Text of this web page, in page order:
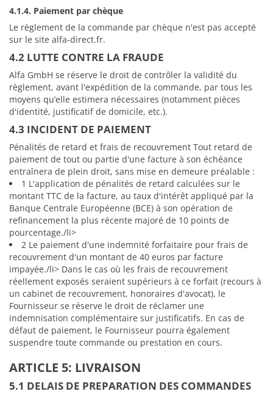
4.1.4. Paiement par chèque
Le règlement de la commande par chèque n'est pas accepté
sur le site alfa-direct.fr.
4.2 LUTTE CONTRE LA FRAUDE
Alfa GmbH se réserve le droit de contrôler la validité du
règlement, avant l'expédition de la commande, par tous les
moyens qu’elle estimera nécessaires (notamment pièces
d'identité, justificatif de domicile, etc.).
4.3 INCIDENT DE PAIEMENT
Pénalités de retard et frais de recouvrement Tout retard de
paiement de tout ou partie d'une facture à son échéance
entraînera de plein droit, sans mise en demeure préalable :
1 L'application de pénalités de retard calculées sur le
montant TTC de la facture, au taux d'intérêt appliqué par la
Banque Centrale Européenne (BCE) à son opération de
refinancement la plus récente majoré de 10 points de
pourcentage./li>
2 Le paiement d'une indemnité forfaitaire pour frais de
recouvrement d'un montant de 40 euros par facture
impayée./li> Dans le cas où les frais de recouvrement
réellement exposés seraient supérieurs à ce forfait (recours à
un cabinet de recouvrement, honoraires d'avocat), le
Fournisseur se réserve le droit de réclamer une
indemnisation complémentaire sur justificatifs. En cas de
défaut de paiement, le Fournisseur pourra également
suspendre toute commande ou prestation en cours.
ARTICLE 5: LIVRAISON
5.1 DELAIS DE PREPARATION DES COMMANDES